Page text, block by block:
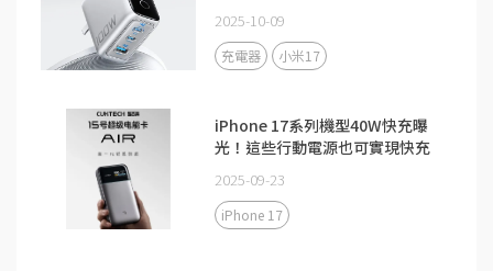
2025-10-09
充電器 小米17
iPhone 17系列機型40W快充曝
光！這些行動電源也可實現快充
2025-09-23
iPhone 17